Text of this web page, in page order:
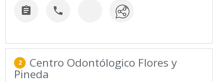
 
2 Centro Odontólogico Flores y
Pineda